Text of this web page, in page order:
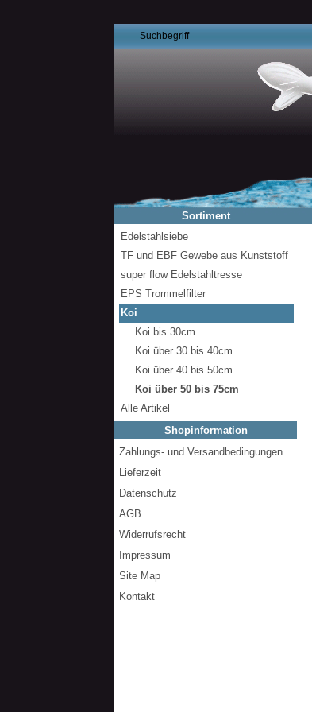
Sortiment
Edelstahlsiebe
TF und EBF Gewebe aus Kunststoff
super flow Edelstahltresse
EPS Trommelfilter
Koi
Koi bis 30cm
Koi über 30 bis 40cm
Koi über 40 bis 50cm
Koi über 50 bis 75cm
Alle Artikel
Shopinformation
Zahlungs- und Versandbedingungen
Lieferzeit
Datenschutz
AGB
Widerrufsrecht
Impressum
Site Map
Kontakt